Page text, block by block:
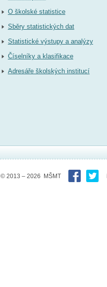
O školské statistice
Sběry statistických dat
Statistické výstupy a analýzy
Číselníky a klasifikace
Adresáře školských institucí
© 2013 – 2026 MŠMT